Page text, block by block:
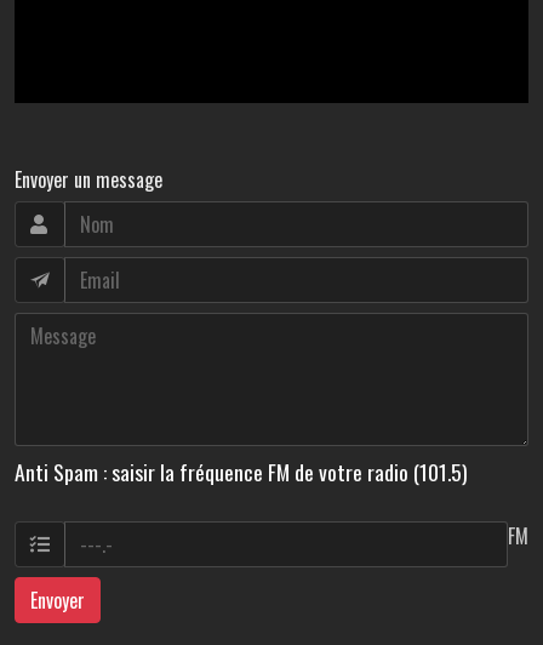
Envoyer un message
Anti Spam : saisir la fréquence FM de votre radio (101.5)
FM
Envoyer